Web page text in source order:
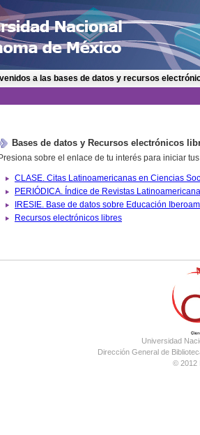
a las bases de datos y recursos
Bases de datos y Recursos electrónicos
Presiona sobre el enlace de tu interés para iniciar
IRESIE. Base de datos
Recursos electrónicos libres
Universidad
Dirección General de
© 2012